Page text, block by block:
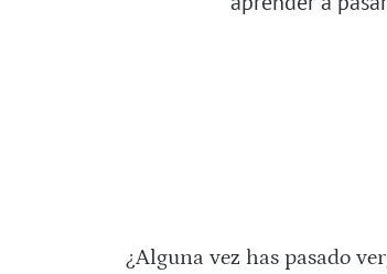
¿Alguna vez has pasado